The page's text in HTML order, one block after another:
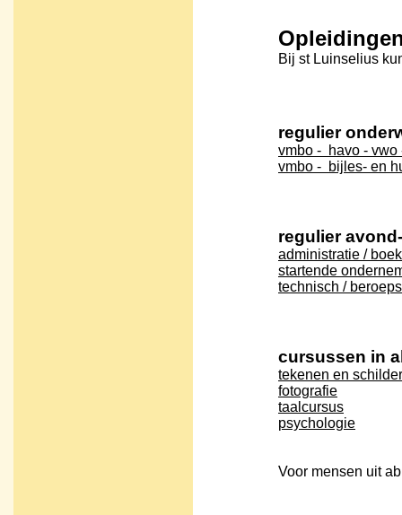
Bij st Luinselius
regulier
vmbo - havo - vwo
vmbo - bijles- en
regulier
administratie /
startende
technisch /
cursussen in
tekenen en
fotografie
taalcursus
psychologie
Voor mensen uit